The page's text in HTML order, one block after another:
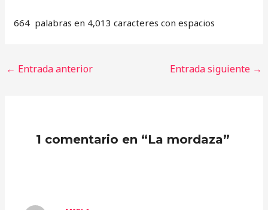
664 palabras en 4,013 caracteres con espacios
← Entrada anterior Entrada siguiente →
1 comentario en “La mordaza”